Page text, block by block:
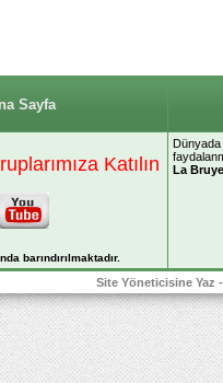
Sayfa
Katılın
barındırılmaktadır.
Dünyada
La
Site Yöneticisine Yaz